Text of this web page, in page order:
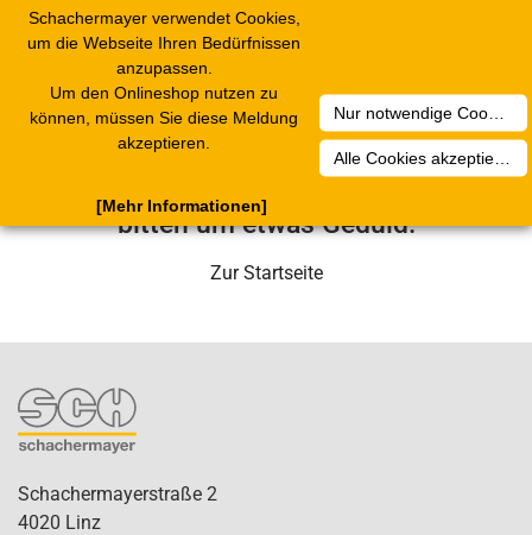
Schachermayer verwendet Cookies,
um die Webseite Ihren Bedürfnissen
anzupassen.
Um den Onlineshop nutzen zu
können, müssen Sie diese Meldung
akzeptieren.
Nur notwendige Cookies akzeptieren
Alle Cookies akzeptieren
[Mehr Informationen]
Leider ist ein technischer Fehler
aufgetreten. Unser Service-Team wird
bitten um etwas Geduld.
Zur Startseite
Schachermayerstraße 2
4020 Linz